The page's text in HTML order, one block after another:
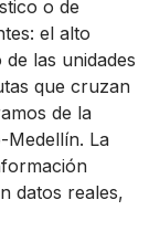
o de
el alto
las unidades
que cruzan
de la
Medellín. La
datos reales,